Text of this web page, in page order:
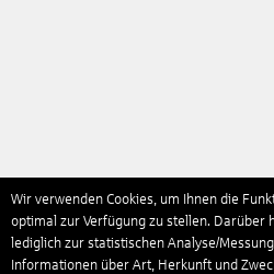
Wir verwenden Cookies, um Ihnen die
optimal zur Verfügung zu stellen. Darüber
lediglich zur statistischen Analyse/
Informationen über Art, Herkunft und